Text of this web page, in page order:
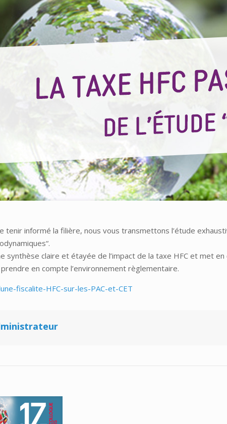
tenir informé la filière, nous vous transmettons l’étude
synthèse claire et étayée de l’impact de la taxe HFC et met
en compte l’environnement règlementaire.
fiscalite-HFC-sur-les-PAC-et-CET